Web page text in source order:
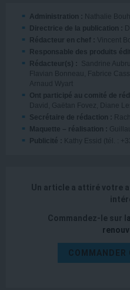
Administration :
Nathalie
Directrice de la publication :
Rédacteur en chef :
Vincent
Responsable des produits
Rédacteur(s) : Sandrine
Flavian Bonneau, Fabrice
Arnaud Wyart
Ont participé au comité de
David, Gaëtan Fovez, Diane
Secrétaire de rédaction :
Maquette – réalisation :
Publicité : Kathy Essid (tél. :
Un article a attiré votre
Commandez-le sur l a
COMMANDER